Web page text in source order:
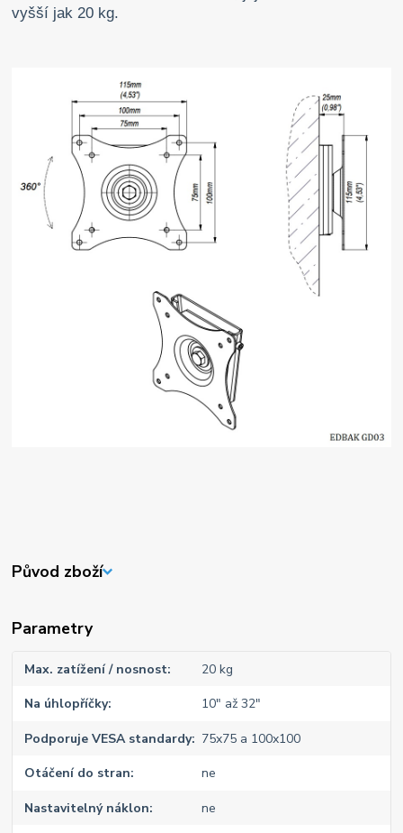
vyšší jak 20 kg.
Původ zboží
Parametry
Max. zatížení / nosnost 20 kg
Na úhlopříčky 10" až 32"
Podporuje VESA standardy 75x75 a 100x100
Otáčení do stran ne
Nastavitelný náklon ne